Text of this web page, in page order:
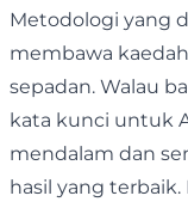
Metodologi yang
membawa
sepadan. Walau
kata kunci untuk
mendalam dan
hasil yang